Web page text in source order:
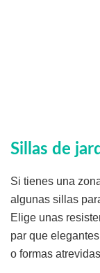
Sillas de
Si tienes una
algunas sillas
Elige unas
par que
o formas